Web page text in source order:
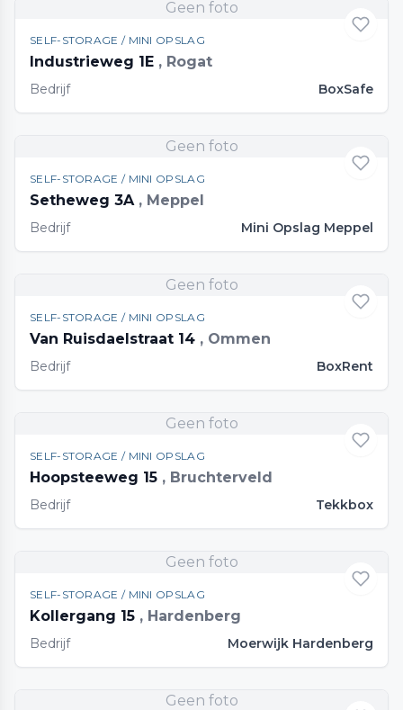
Geen foto
SELF-STORAGE / MINI OPSLAG
Industrieweg 1E , Rogat
Bedrijf BoxSafe
Geen foto
SELF-STORAGE / MINI OPSLAG
Setheweg 3A , Meppel
Bedrijf Mini Opslag Meppel
Geen foto
SELF-STORAGE / MINI OPSLAG
Van Ruisdaelstraat 14 , Ommen
Bedrijf BoxRent
Geen foto
SELF-STORAGE / MINI OPSLAG
Hoopsteeweg 15 , Bruchterveld
Bedrijf Tekkbox
Geen foto
SELF-STORAGE / MINI OPSLAG
Kollergang 15 , Hardenberg
Bedrijf Moerwijk Hardenberg
Geen foto